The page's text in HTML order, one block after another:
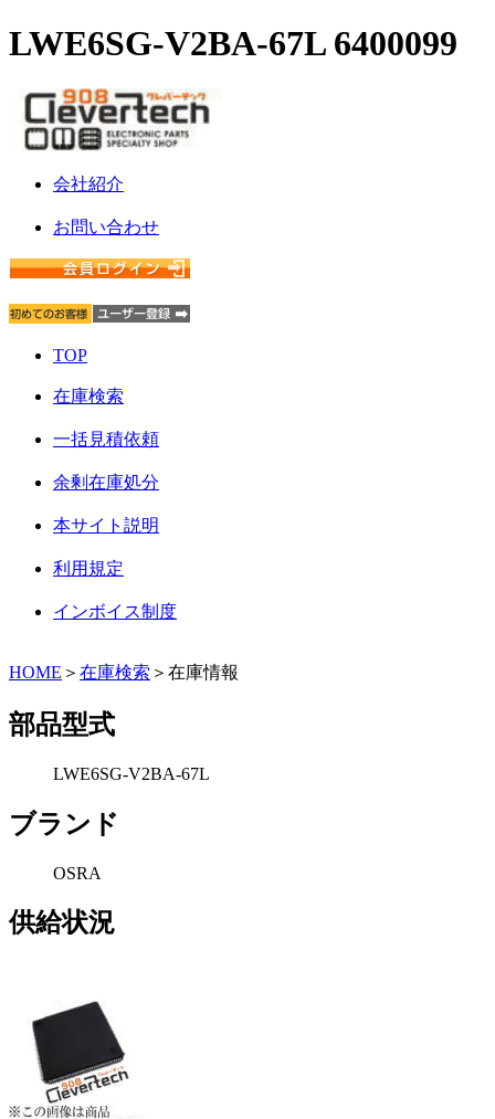
LWE6SG-V2BA-67L 6400099
会社紹介
お問い合わせ
TOP
在庫検索
一括見積依頼
余剰在庫処分
本サイト説明
利用規定
インボイス制度
HOME ＞ 在庫検索 ＞在庫情報
部品型式
LWE6SG-V2BA-67L
ブランド
OSRA
供給状況